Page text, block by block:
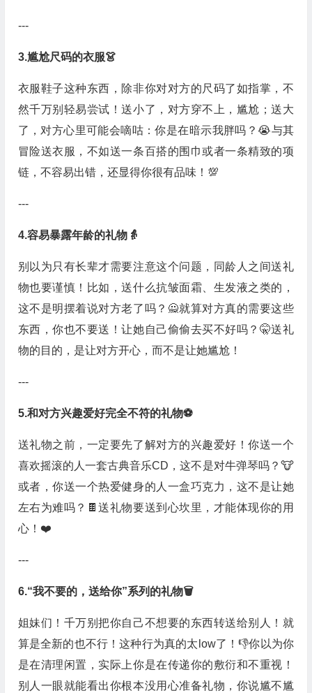
---
3.尴尬尺码的衣服👗
衣服鞋子这种东西，除非你对对方的尺码了如指掌，不
然千万别轻易尝试！送小了，对方穿不上，尴尬；送大
了，对方心里可能会嘀咕：你是在暗示我胖吗？😭与其
冒险送衣服，不如送一条百搭的围巾或者一条精致的项
链，不容易出错，还显得你很有品味！💯
---
4.容易暴露年龄的礼物👵
别以为只有长辈才需要注意这个问题，同龄人之间送礼
物也要谨慎！比如，送什么抗皱面霜、生发液之类的，
这不是明摆着说对方老了吗？🙅就算对方真的需要这些
东西，你也不要送！让她自己偷偷去买不好吗？🤫送礼
物的目的，是让对方开心，而不是让她尴尬！
---
5.和对方兴趣爱好完全不符的礼物⚽
送礼物之前，一定要先了解对方的兴趣爱好！你送一个
喜欢摇滚的人一套古典音乐CD，这不是对牛弹琴吗？🐮
或者，你送一个热爱健身的人一盒巧克力，这不是让她
左右为难吗？🍫送礼物要送到心坎里，才能体现你的用
心！❤️
---
6.“我不要的，送给你”系列的礼物🗑️
姐妹们！千万别把你自己不想要的东西转送给别人！就
算是全新的也不行！这种行为真的太low了！👎你以为你
是在清理闲置，实际上你是在传递你的敷衍和不重视！
别人一眼就能看出你根本没用心准备礼物，你说尴不尴